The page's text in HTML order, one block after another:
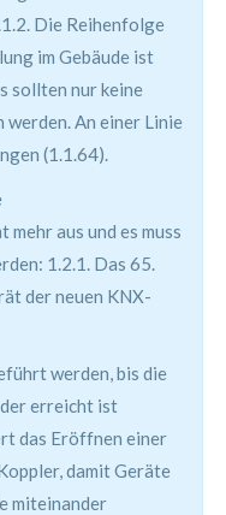
Die Reihenfolge
im Gebäude ist
sollten nur keine
An einer Linie
(1.1.64).
aus und es muss
1.2.1. Das 65.
der neuen KNX-
werden, bis die
erreicht ist
das Eröffnen einer
damit Geräte
miteinander